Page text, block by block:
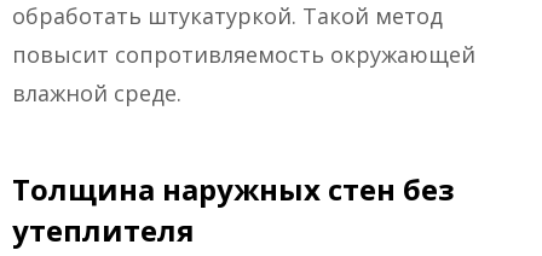
обработать штукатуркой. Такой метод
повысит сопротивляемость окружающей
влажной среде.
Толщина наружных стен без
утеплителя